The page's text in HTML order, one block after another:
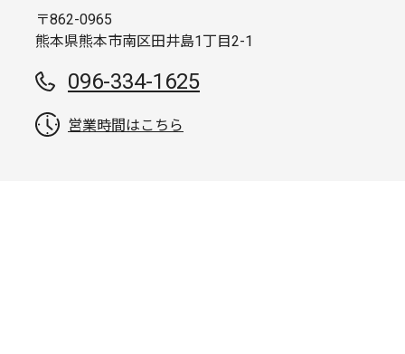
〒862-0965
熊本県熊本市南区田井島1丁目2-1
096-334-1625
営業時間はこちら